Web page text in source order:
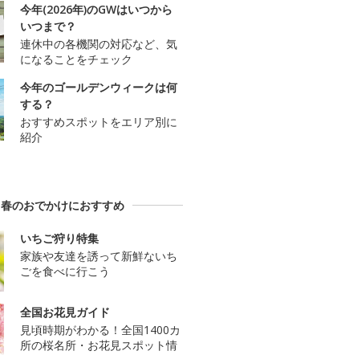
今年(2026年)のGWはいつから
いつまで？
連休中の各機関の対応など、気
になることをチェック
今年のゴールデンウィークは何
する？
おすすめスポットをエリア別に
紹介
春のおでかけにおすすめ
いちご狩り特集
家族や友達を誘って新鮮ないち
ごを食べに行こう
全国お花見ガイド
見頃時期がわかる！全国1400カ
所の桜名所・お花見スポット情